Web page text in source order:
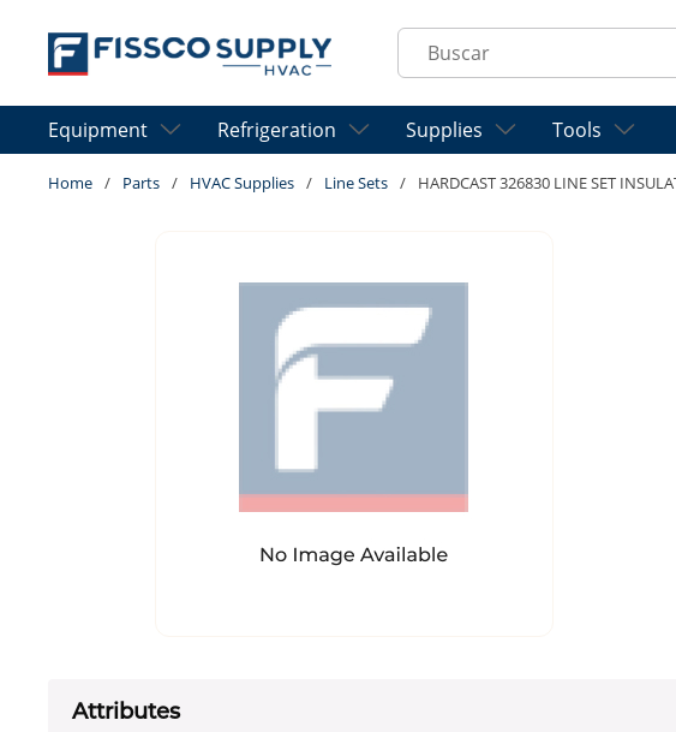
Skip to main content
Site Search
Equipment Refrigeration Supplies Tools
Home / Parts / HVAC Supplies / Line Sets / HARDCAST 326830 LINE SET
Attributes